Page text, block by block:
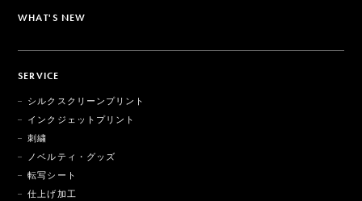
WHAT'S NEW
SERVICE
シルクスクリーンプリント
インクジェットプリント
刺繍
ノベルティ・グッズ
転写シート
仕上げ加工